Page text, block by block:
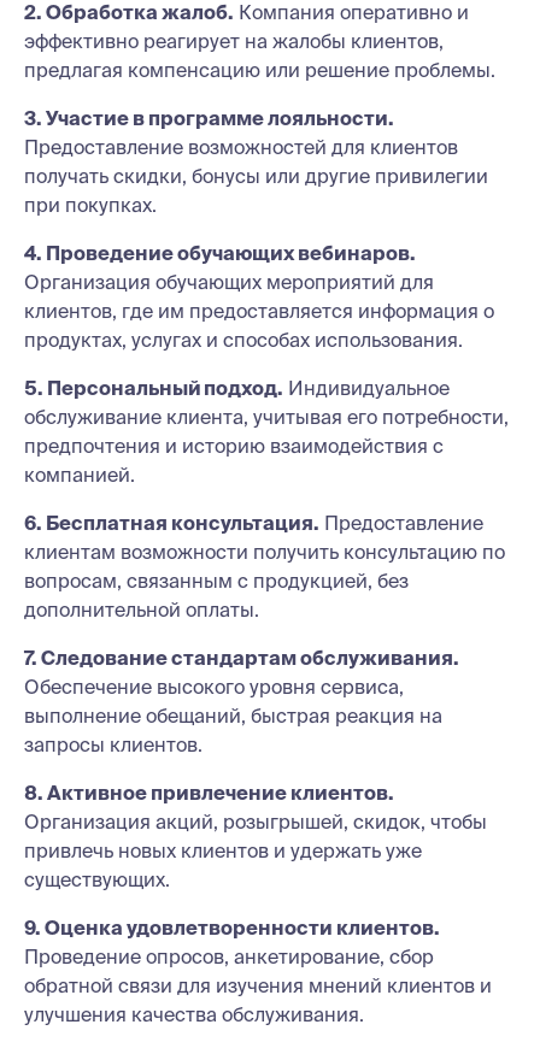
2. Обработка жалоб. Компания оперативно и
эффективно реагирует на жалобы клиентов,
предлагая компенсацию или решение проблемы.
3. Участие в программе лояльности.
Предоставление возможностей для клиентов
получать скидки, бонусы или другие привилегии
при покупках.
4. Проведение обучающих вебинаров.
Организация обучающих мероприятий для
клиентов, где им предоставляется информация о
продуктах, услугах и способах использования.
5. Персональный подход. Индивидуальное
обслуживание клиента, учитывая его потребности,
предпочтения и историю взаимодействия с
компанией.
6. Бесплатная консультация. Предоставление
клиентам возможности получить консультацию по
вопросам, связанным с продукцией, без
дополнительной оплаты.
7. Следование стандартам обслуживания.
Обеспечение высокого уровня сервиса,
выполнение обещаний, быстрая реакция на
запросы клиентов.
8. Активное привлечение клиентов.
Организация акций, розыгрышей, скидок, чтобы
привлечь новых клиентов и удержать уже
существующих.
9. Оценка удовлетворенности клиентов.
Проведение опросов, анкетирование, сбор
обратной связи для изучения мнений клиентов и
улучшения качества обслуживания.